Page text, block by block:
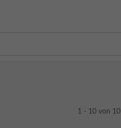
1 - 10 von 10